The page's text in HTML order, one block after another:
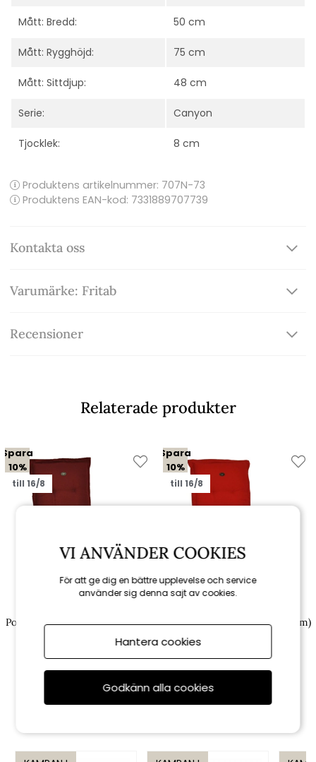
Mått: Bredd: 50 cm
Mått: Rygghöjd: 75 cm
Mått: Sittdjup: 48 cm
Serie: Canyon
Tjocklek: 8 cm
Produktens artikelnummer: 707N-73
Produktens EAN-kod: 7331889707739
Kontakta oss
Varumärke: Fritab
Recensioner
Relaterade produkter
Spara
10%
till 16/8
Positionsdyna Canyon (medium)
617 kr 685 kr
Spara
10%
till 16/8
Positionsdyna Canyon (medium)
617 kr 685 kr
Rekommenderade tillbehör
VI ANVÄNDER COOKIES
För att ge dig en bättre upplevelse och service
använder sig denna sajt av cookies.
Hantera cookies
Godkänn alla cookies